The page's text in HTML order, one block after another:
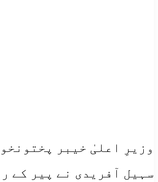
وزیرِ اعلیٰ خیبر
سہیل آفریدی نے پیر کے